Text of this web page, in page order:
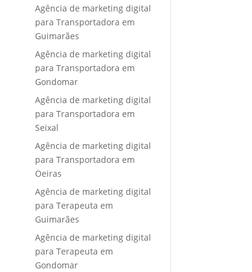
Agência de marketing digital
para Transportadora em
Guimarães
Agência de marketing digital
para Transportadora em
Gondomar
Agência de marketing digital
para Transportadora em
Seixal
Agência de marketing digital
para Transportadora em
Oeiras
Agência de marketing digital
para Terapeuta em
Guimarães
Agência de marketing digital
para Terapeuta em
Gondomar